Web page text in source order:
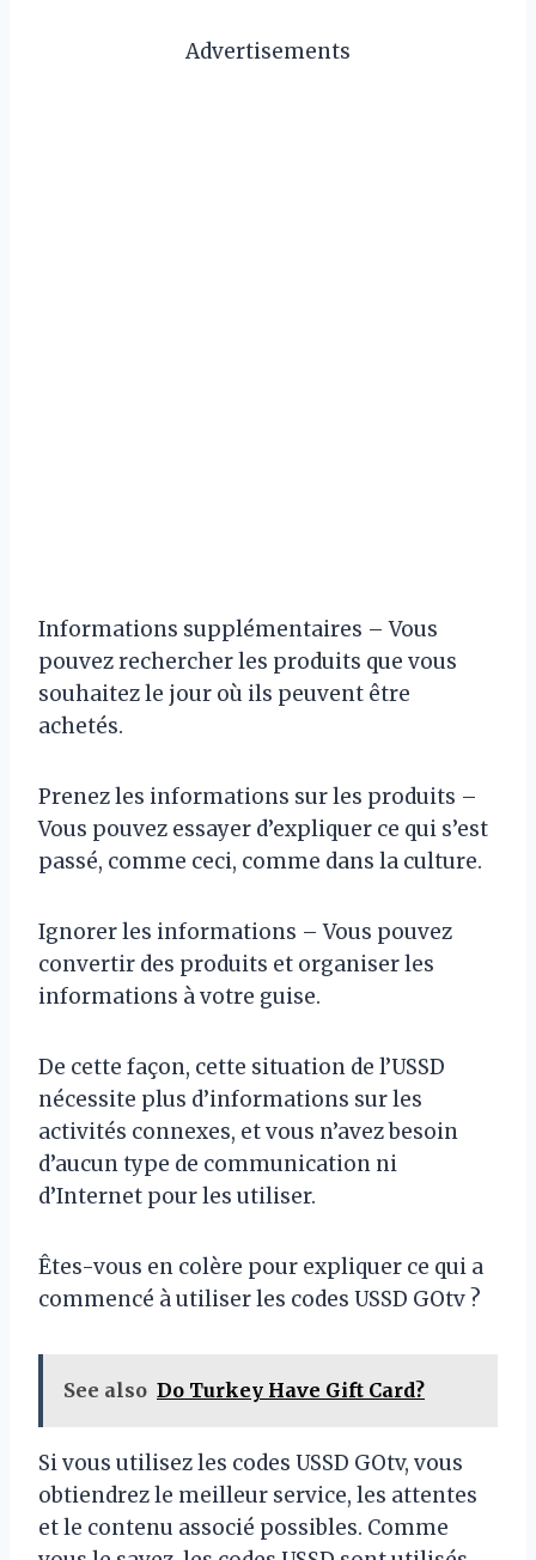
Advertisements
Informations supplémentaires – Vous
pouvez rechercher les produits que vous
souhaitez le jour où ils peuvent être
achetés.
Prenez les informations sur les produits –
Vous pouvez essayer d’expliquer ce qui s’est
passé, comme ceci, comme dans la culture.
Ignorer les informations – Vous pouvez
convertir des produits et organiser les
informations à votre guise.
De cette façon, cette situation de l’USSD
nécessite plus d’informations sur les
activités connexes, et vous n’avez besoin
d’aucun type de communication ni
d’Internet pour les utiliser.
Êtes-vous en colère pour expliquer ce qui a
commencé à utiliser les codes USSD GOtv ?
See also Do Turkey Have Gift Card?
Si vous utilisez les codes USSD GOtv, vous
obtiendrez le meilleur service, les attentes
et le contenu associé possibles. Comme